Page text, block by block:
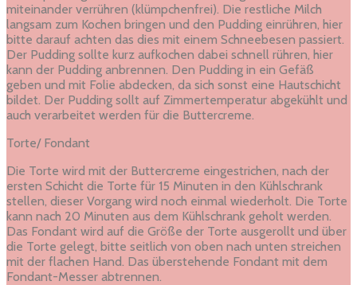
miteinander verrühren (klümpchenfrei). Die restliche Milch
langsam zum Kochen bringen und den Pudding einrühren, hier
bitte darauf achten das dies mit einem Schneebesen passiert.
Der Pudding sollte kurz aufkochen dabei schnell rühren, hier
kann der Pudding anbrennen. Den Pudding in ein Gefäß
geben und mit Folie abdecken, da sich sonst eine Hautschicht
bildet. Der Pudding sollt auf Zimmertemperatur abgekühlt und
auch verarbeitet werden für die Buttercreme.
Torte/ Fondant
Die Torte wird mit der Buttercreme eingestrichen, nach der
ersten Schicht die Torte für 15 Minuten in den Kühlschrank
stellen, dieser Vorgang wird noch einmal wiederholt. Die Torte
kann nach 20 Minuten aus dem Kühlschrank geholt werden.
Das Fondant wird auf die Größe der Torte ausgerollt und über
die Torte gelegt, bitte seitlich von oben nach unten streichen
mit der flachen Hand. Das überstehende Fondant mit dem
Fondant-Messer abtrennen.